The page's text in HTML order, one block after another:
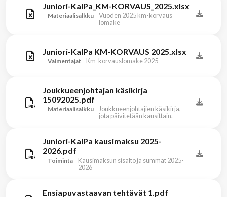
Juniori-KalPa_KM-KORVAUS_2025.xlsx
Materiaalisalkku
Vuoden 2025 km-korvaus
lomake
Juniori-KalPa KM-KORVAUS 2025.xlsx
Valmentajat Km-korvauslomake 2025
Joukkueenjohtajan käsikirja
15092025.pdf
Materiaalisalkku
Joukkueenjohtajien käsikirja,
jota päivitetään kausittain.
Juniori-KalPa kausimaksu 2025-
2026.pdf
Toiminta
Kausimaksun sisältö ja summat 2025-
2026
Ensiapuvastaavan tehtävät 1.pdf